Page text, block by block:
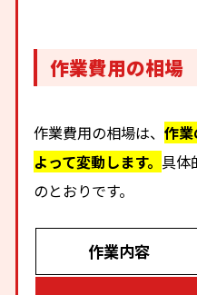
作業費用の相場
作業費用の相場は、作
よって変動します。 具体
のとおりです。
作業内容